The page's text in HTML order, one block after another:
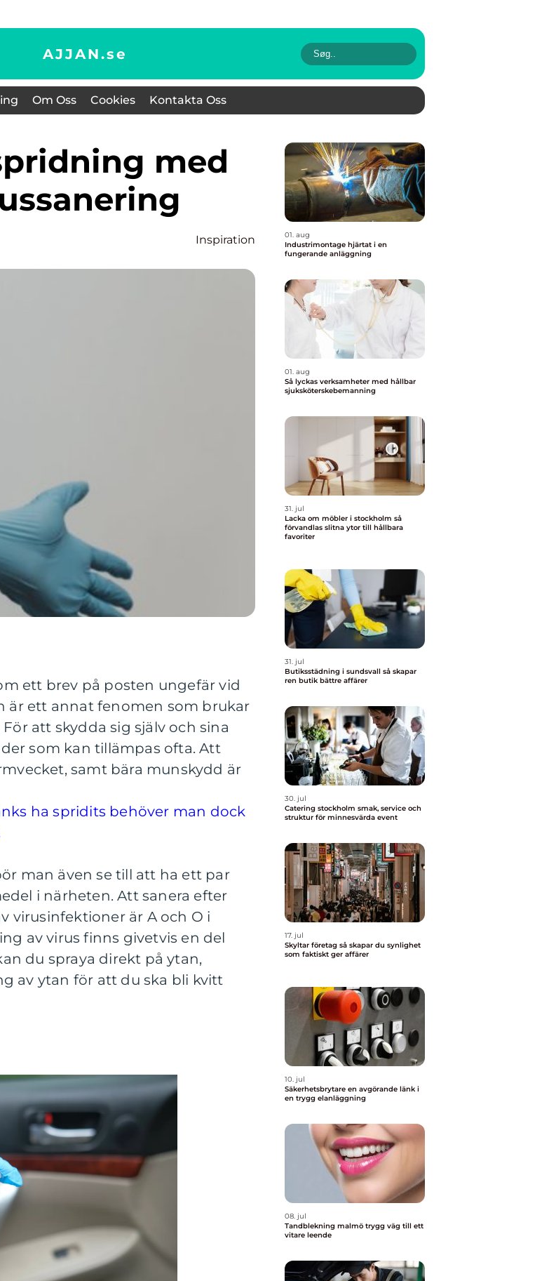
AJJAN.se
Om Oss Cookies Kontakta Oss
Inspiration
ett brev på posten ungefär vid
är ett annat fenomen som brukar
att skydda sig själv och sina
som kan tillämpas ofta. Att
samt bära munskydd är
ha spridits behöver man dock
man även se till att ha ett par
i närheten. Att sanera efter
virusinfektioner är A och O i
av virus finns givetvis en del
du spraya direkt på ytan,
av ytan för att du ska bli kvitt
01. aug
Industrimontage hjärtat i en
fungerande anläggning
01. aug
Så lyckas verksamheter med hållbar
sjuksköterskebemanning
31. jul
Lacka om möbler i stockholm så
förvandlas slitna ytor till hållbara
favoriter
31. jul
Butiksstädning i sundsvall så skapar
ren butik bättre affärer
30. jul
Catering stockholm smak, service och
struktur för minnesvärda event
17. jul
Skyltar företag så skapar du synlighet
som faktiskt ger affärer
10. jul
Säkerhetsbrytare en avgörande länk i
en trygg elanläggning
08. jul
Tandblekning malmö trygg väg till ett
vitare leende